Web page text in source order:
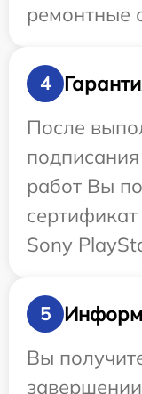
ремонтные
4
После
работ Вы
Sony
5
Вы